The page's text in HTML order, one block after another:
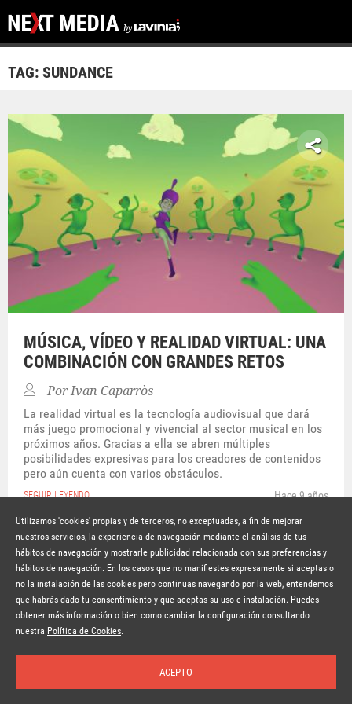
Inicio Temas Autores Nosotros Buscar Suscríbete
TAG: SUNDANCE
MÚSICA, VÍDEO Y REALIDAD VIRTUAL: UNA
COMBINACIÓN CON GRANDES RETOS
PorIvan Caparròs
La realidad virtual es la tecnología audiovisual que dará
más juego promocional y vivencial al sector musical en los
próximos años. Gracias a ella se abren múltiples
posibilidades expresivas para los creadores de contenidos
pero aún cuenta con varios obstáculos.
SEGUIR LEYENDO Hace 9 años
Suscríbete a la newsletter
© Copyright Lavinia 2026 –www.lavinia.tc
Nota Legal
Contacto Política de privacidad
Condiciones de uso
Utilizamos 'cookies' propias y de terceros, no exceptuadas, a fin de mejorar
nuestros servicios, la experiencia de navegación mediante el análisis de tus
hábitos de navegación y mostrarle publicidad relacionada con sus preferencias y
hábitos de navegación. En los casos que no manifiestes expresamente si aceptas o
no la instalación de las cookies pero continuas navegando por la web, entendemos
que habrás dado tu consentimiento y que aceptas su uso e instalación. Puedes
obtener más información o bien como cambiar la configuración consultando
nuestra Política de Cookies.
ACEPTO